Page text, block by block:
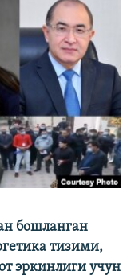
бошланган
тизими,
эркинлиги учун